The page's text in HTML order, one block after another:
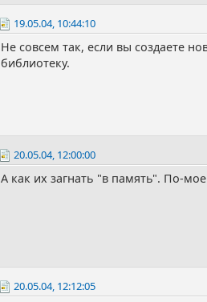
19.05.04, 10:44:10
Не совсем так, если вы создаете
библиотеку.
20.05.04, 12:00:00
А как их загнать "в память". По-
20.05.04, 12:12:05